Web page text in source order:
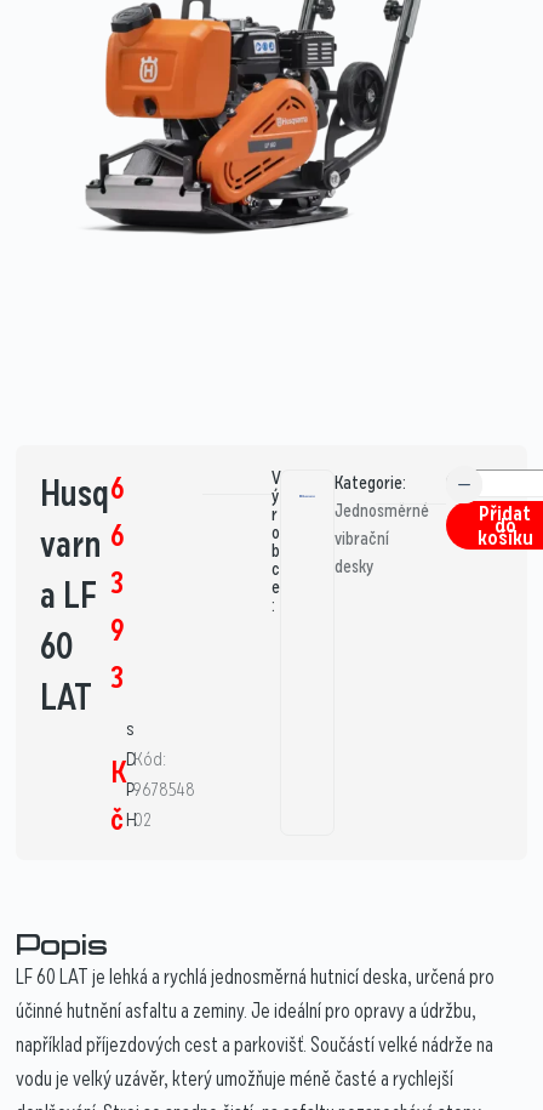
Husq
varn
a LF
60
LAT
6
6
3
9
3
K
č
s
D
P
H
Kód:
9678548
02
V
ý
r
o
b
c
e
:
Kategorie:
Jednosměrné
vibrační
desky
Přidat
do
košíku
Popis
LF 60 LAT je lehká a rychlá jednosměrná hutnicí deska, určená pro
účinné hutnění asfaltu a zeminy. Je ideální pro opravy a údržbu,
například příjezdových cest a parkovišť. Součástí velké nádrže na
vodu je velký uzávěr, který umožňuje méně časté a rychlejší